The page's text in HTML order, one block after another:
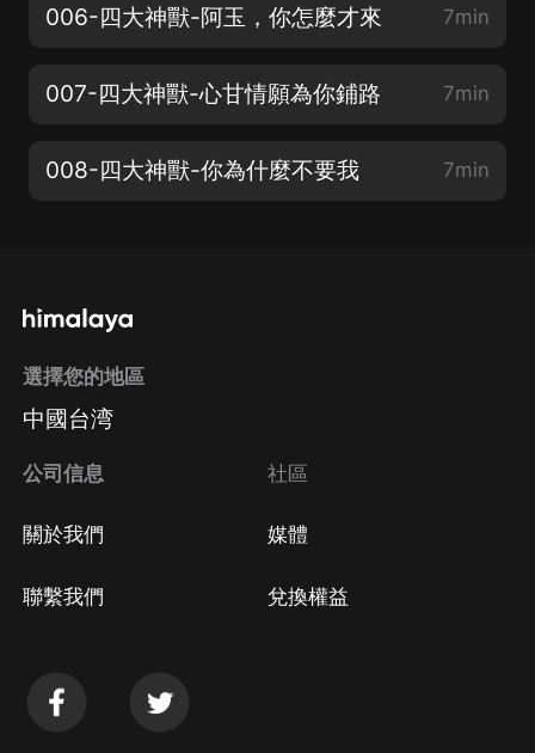
006-四大神獸-阿玉，你怎麼才來 7min
007-四大神獸-心甘情願為你鋪路 7min
008-四大神獸-你為什麼不要我 7min
選擇您的地區
中國台湾
公司信息
關於我們
聯繫我們
社區
媒體
兌換權益